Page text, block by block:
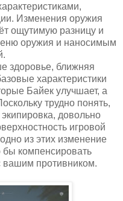
Изменения оружия
ощутимую разницу и
оружия и наносимым
здоровье, ближняя
характеристики
Байек улучшает, а
трудно понять,
довольно
игровой
из этих изменение
компенсировать
вашим противником.